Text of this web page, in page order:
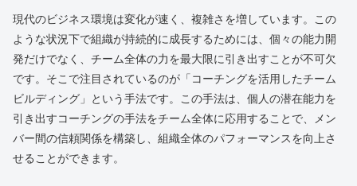
現代のビジネス環境は変化が速く、複雑さを増しています。この
ような状況下で組織が持続的に成長するためには、個々の能力開
発だけでなく、チーム全体の力を最大限に引き出すことが不可欠
です。そこで注目されているのが「コーチングを活用したチーム
ビルディング」という手法です。この手法は、個人の潜在能力を
引き出すコーチングの手法をチーム全体に応用することで、メン
バー間の信頼関係を構築し、組織全体のパフォーマンスを向上さ
せることができます。